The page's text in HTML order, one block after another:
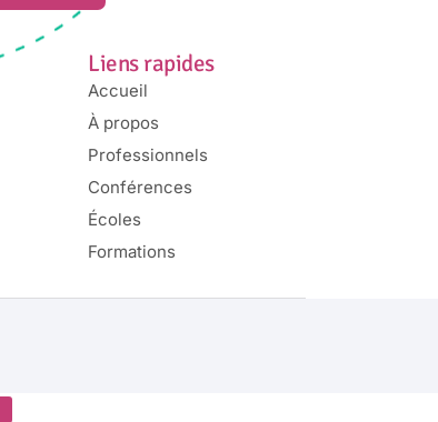
Liens rapides
Accueil
À propos
Professionnels
Conférences
Écoles
Formations